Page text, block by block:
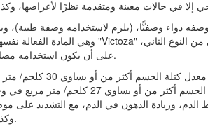
على أن يكون استخدامه مصاحبًا للحمية الغذائية والتمارين الرياضية.
مربع، أو التي يكون فيها معدل كتلة
الدم، وزيادة الدهون في الدم، مع التشديد على
وكذلك استخدام الدواء تحت إشراف طبي.